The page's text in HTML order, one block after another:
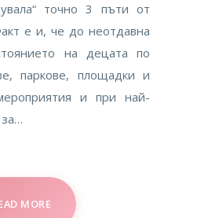
точно 3 пъти от
е и, че до неотдавна
на децата по
паркове, площадки и
и при най-
MORE